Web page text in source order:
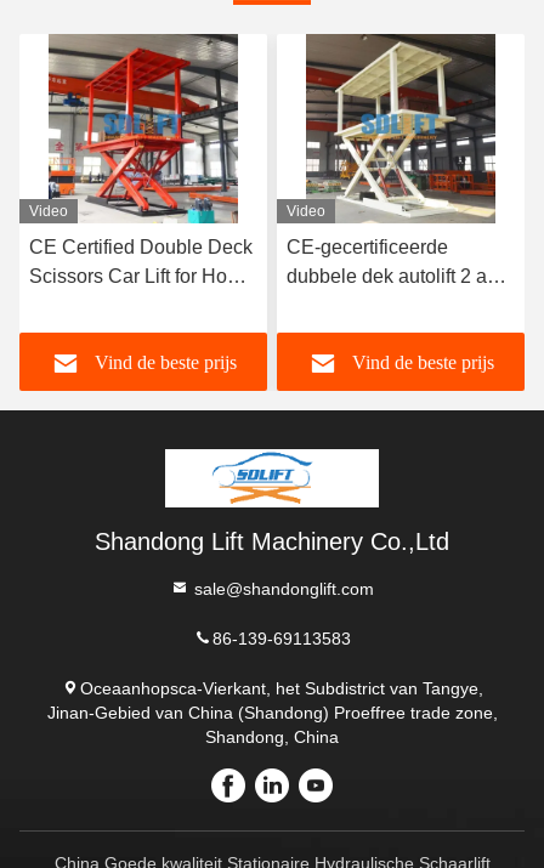
Video
CE-gecertificeerde
dubbele dek autolift 2 auto
Vind de beste prijs
CE-gecertificeerde
dubbele dek autolift De
parkeeropdrachten voor
woningen en bedrijven
Vind de beste prijs
Shandong Lift Machinery Co.,Ltd
sale@shandonglift.com
86-139-69113583
Oceaanhopsca-Vierkant, het Subdistrict van Tangye,
Jinan-Gebied van China (Shandong) Proeffree trade zone,
Shandong, China
China Goede kwaliteit Stationaire Hydraulische Schaarlift